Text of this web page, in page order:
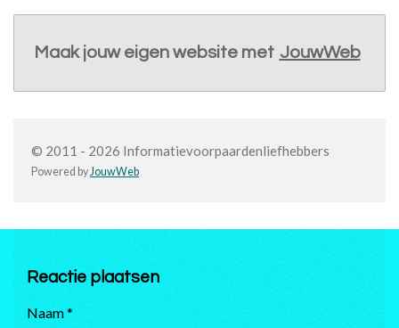
Maak jouw eigen website met JouwWeb
© 2011 - 2026 Informatievoorpaardenliefhebbers
Powered byJouwWeb
Reactie plaatsen
Naam *